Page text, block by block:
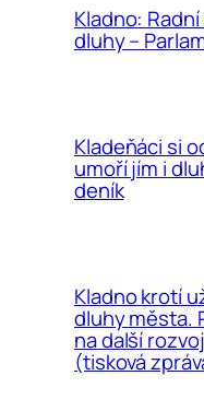
Kladno:
dluhy –
Kladeňáci si
umoří jím i
deník
Kladno krotí
dluhy města.
na další
(tisková